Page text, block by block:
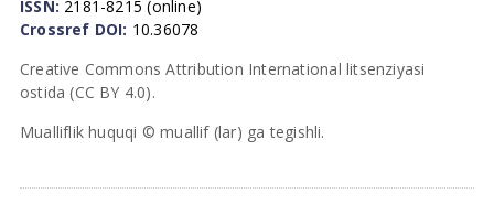
ISSN: 2181-8215 (online)
Crossref DOI: 10.36078
Creative Commons Attribution International litsenziyasi
ostida (CC BY 4.0).
Mualliflik huquqi © muallif (lar) ga tegishli.